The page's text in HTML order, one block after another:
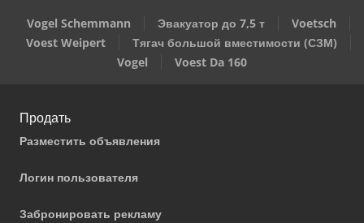
Vogel Schemmann Эвакуатор до 7,5 т
Voetsch
Voest Weipert
Тягач большой вместимости (СЗМ)
Vogel
Voest Da 160
Продать
Разместить объявления
Логин пользователя
Забронировать рекламу